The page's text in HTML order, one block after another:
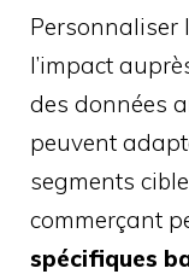
Personnaliser
l’impact
des données
peuvent
segments
commerçant
spécifiques